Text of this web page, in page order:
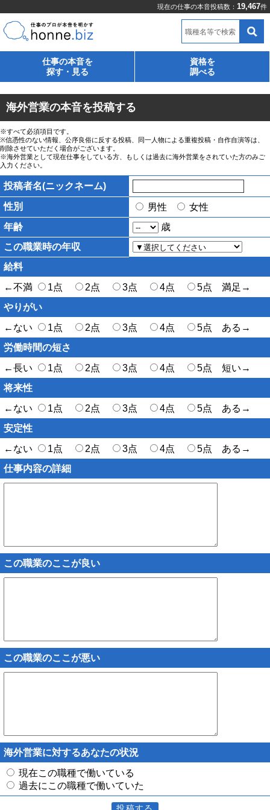
現在の仕事の本音投稿数： 19,467件
職種名等で検索
仕事の本音を
探す・見る
資格を
調べる
海外営業の本音を投稿する
※すべて必須項目です。
※信憑性のない情報、公序良俗に反する投稿、同一人物による重複投稿・自作自演等は、
削除させていただく場合がございます。
※海外営業として現在仕事をしている方、もしくは過去に海外営業をされていた方のみご
入力ください。
投稿者名(ニックネーム)
性別
男性
女性
年齢
歳
この職業時の年収
給料
←不満
1点 2点 3点 4点
5点 満足→
やりがい
←ない
1点 2点 3点 4点
5点 ある→
労働時間の短さ
←長い
1点 2点 3点 4点
5点 短い→
将来性
←ない
1点 2点 3点 4点
5点 ある→
安定性
←ない
1点 2点 3点 4点
5点 ある→
仕事内容の詳細
この職業のここが良い
この職業のここが悪い
海外営業に対するあなたの状況
現在この職種で働いている
過去にこの職種で働いていた